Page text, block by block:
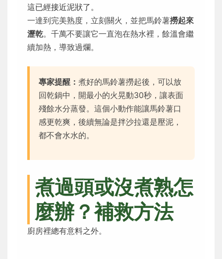
這已經接近泥狀了。
一達到完美熟度，立刻關火，並把馬鈴薯撈起來
瀝乾。千萬不要讓它一直泡在熱水裡，餘溫會繼
續加熱，導致過爛。
專家提醒： 煮好的馬鈴薯撈起後，可以放
回乾鍋中，開最小的火晃動30秒，讓表面
殘餘水分蒸發。這個小動作能讓馬鈴薯口
感更乾爽，後續無論是拌沙拉還是壓泥，
都不會水水的。
煮過頭或沒煮熟怎
麼辦？補救方法
廚房裡總有意料之外。